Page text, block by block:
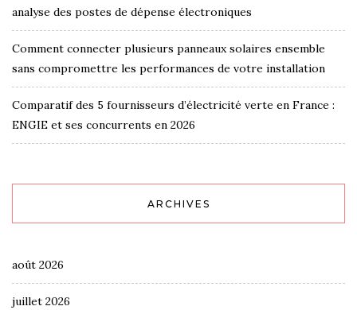
analyse des postes de dépense électroniques
Comment connecter plusieurs panneaux solaires ensemble
sans compromettre les performances de votre installation
Comparatif des 5 fournisseurs d’électricité verte en France :
ENGIE et ses concurrents en 2026
ARCHIVES
août 2026
juillet 2026